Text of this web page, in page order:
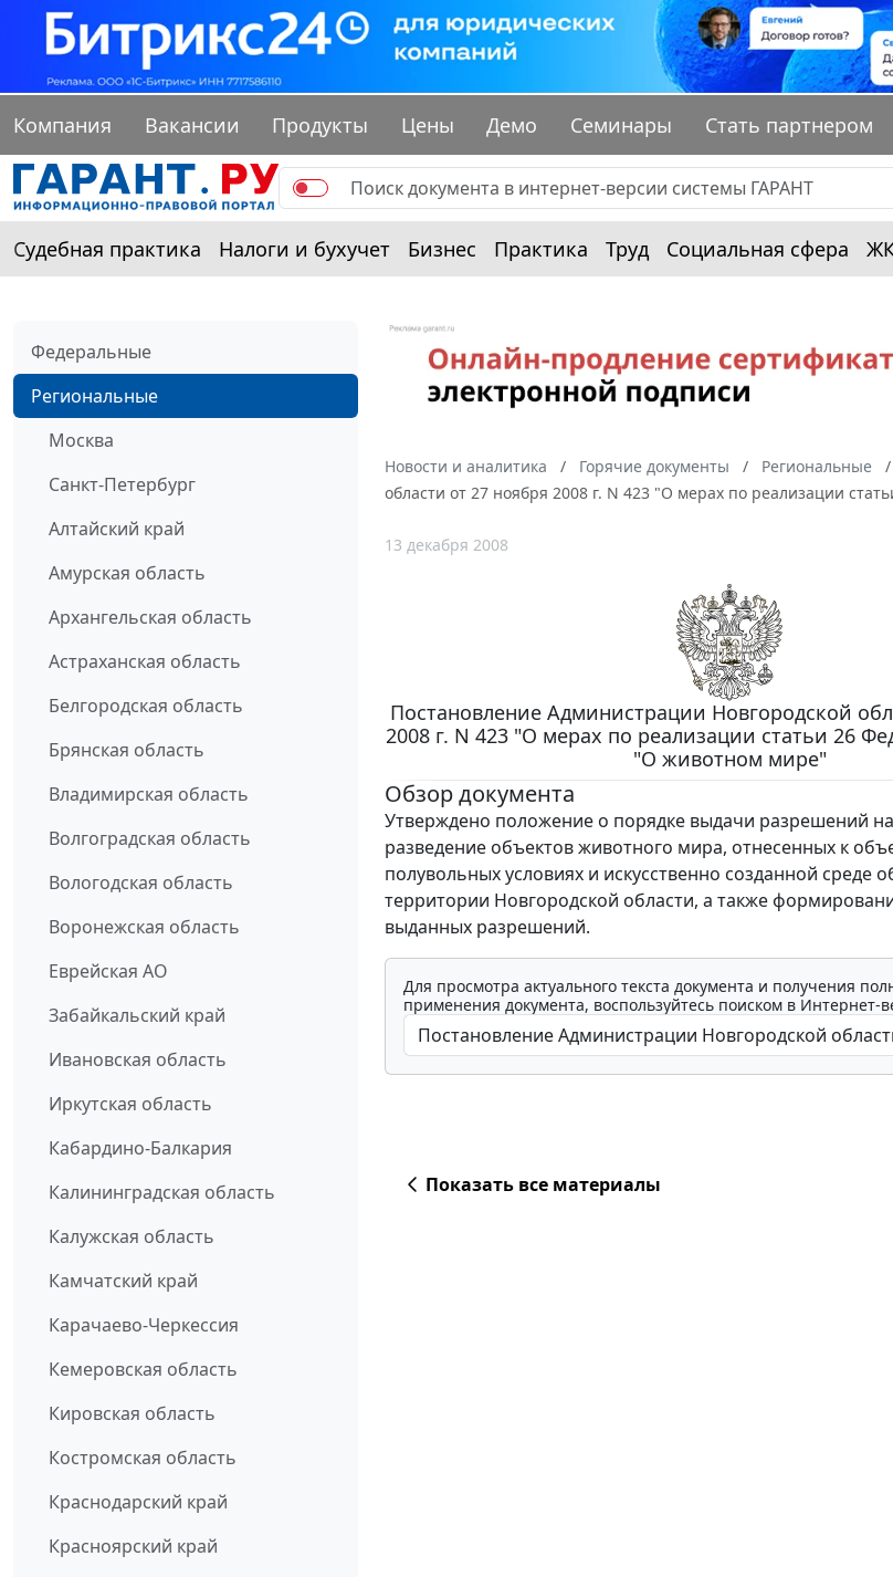
Компания Вакансии Продукты Цены Демо Семинары Стать партнером
Судебная практика Налоги и бухучет Бизнес Практика Труд Социальная сфера
Федеральные
Региональные
Москва
Санкт-Петербург
Алтайский край
Амурская область
Архангельская область
Астраханская область
Белгородская область
Брянская область
Владимирская область
Волгоградская область
Вологодская область
Воронежская область
Еврейская АО
Забайкальский край
Ивановская область
Иркутская область
Кабардино-Балкария
Калининградская область
Калужская область
Камчатский край
Карачаево-Черкессия
Кемеровская область
Кировская область
Костромская область
Краснодарский край
Красноярский край
Новости и аналитика Горячие документы Региональные
области от 27 ноября 2008 г. N 423 "О мерах по реализации
13 декабря 2008
Постановление Администрации Новгородской
2008 г. N 423 "О мерах по реализации статьи 26
"О животном мире"
Обзор документа
Утверждено положение о порядке выдачи разрешений
разведение объектов животного мира, отнесенных к
полувольных условиях и искусственно созданной среде
территории Новгородской области, а также
выданных разрешений.
Для просмотра актуального текста документа и получения
применения документа, воспользуйтесь поиском в Интернет-
Показать все материалы